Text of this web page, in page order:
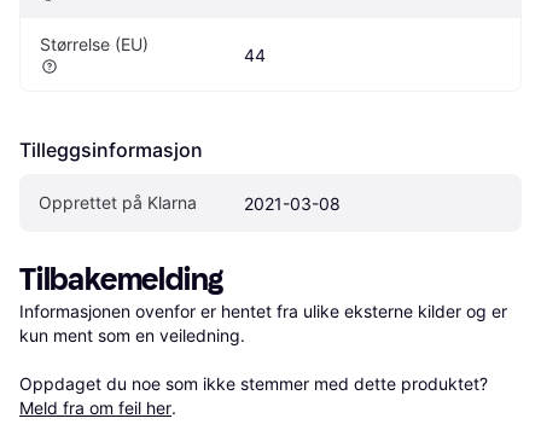
Størrelse (EU)
44
Tilleggsinformasjon
Opprettet på Klarna 2021-03-08
Tilbakemelding
Informasjonen ovenfor er hentet fra ulike eksterne kilder og er
kun ment som en veiledning.
Oppdaget du noe som ikke stemmer med dette produktet?
Meld fra om feil her.